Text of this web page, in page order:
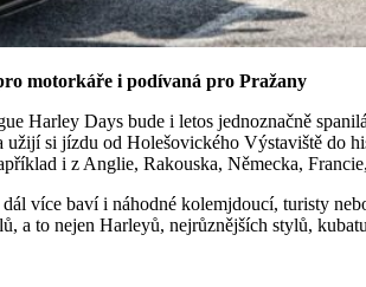
motorkáře i podívaná pro Pražany
Harley Days bude i letos jednoznačně
užijí si jízdu od Holešovického Výstaviště do
i z Anglie, Rakouska, Německa,
více baví i náhodné kolemjdoucí, turisty
a to nejen Harleyů, nejrůznějších stylů,